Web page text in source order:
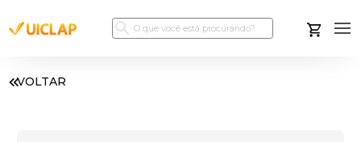
VOLTAR